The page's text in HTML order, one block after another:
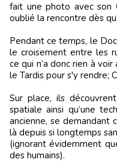
fait une photo avec son
oublié la rencontre dès
Pendant ce temps, le
le croisement entre les
ce qui n’a donc rien à
le Tardis pour s'y rendre;
Sur place, ils
spatiale ainsi qu’une
ancienne, se
là depuis si longtemps
(ignorant évidemment
des humains).